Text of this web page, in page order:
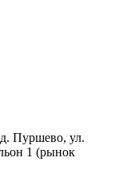
Пуршево, ул.
1 (рынок